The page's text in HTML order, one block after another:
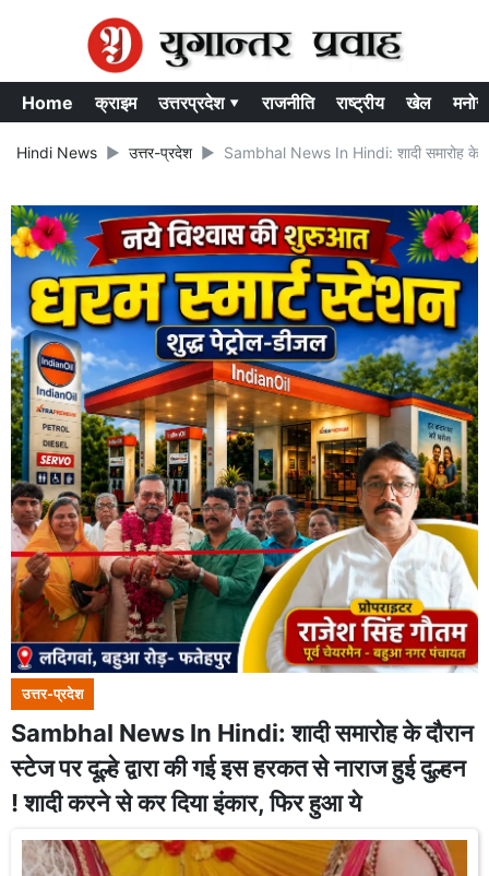
Home क्राइम उत्तरप्रदेश ▾ राजनीति राष्ट्रीय खेल
Hindi News उत्तर-प्रदेश Sambhal News In Hindi: शादी समारोह के
उत्तर-प्रदेश
Sambhal News In Hindi: शादी समारोह के दौरान
स्टेज पर दूल्हे द्वारा की गई इस हरकत से नाराज हुई दुल्हन
! शादी करने से कर दिया इंकार, फिर हुआ ये